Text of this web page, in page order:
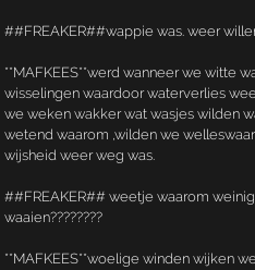
##FREAKER##wappie was. weer
**MAFKEES**werd wanneer we witte
wisselingen waardoor waterverlies
we weken wakker wat wasjes wilden
wetend waarom ,wilden we
wijsheid weer weg was.
##FREAKER## weetje waarom
waaien????????
**MAFKEES**woelige winden wijken